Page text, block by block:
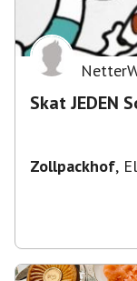
Zollpackhof,